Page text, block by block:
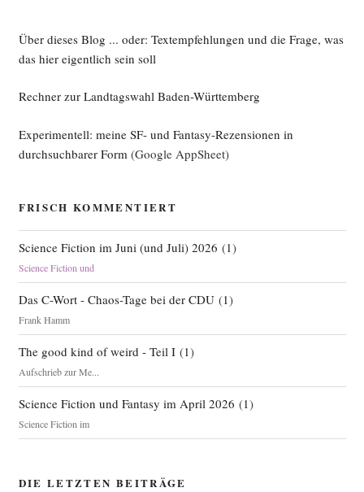
Über dieses Blog ... oder: Textempfehlungen und die Frage, was
das hier eigentlich sein soll
Rechner zur Landtagswahl Baden-Württemberg
Experimentell: meine SF- und Fantasy-Rezensionen in
durchsuchbarer Form (Google AppSheet)
FRISCH KOMMENTIERT
Science Fiction im Juni (und Juli) 2026 (1)
Science Fiction und
Das C-Wort - Chaos-Tage bei der CDU(1)
Frank Hamm
The good kind of weird - Teil I(1)
Aufschrieb zur Me...
Science Fiction und Fantasy im April 2026 (1)
Science Fiction im
DIE LETZTEN BEITRÄGE